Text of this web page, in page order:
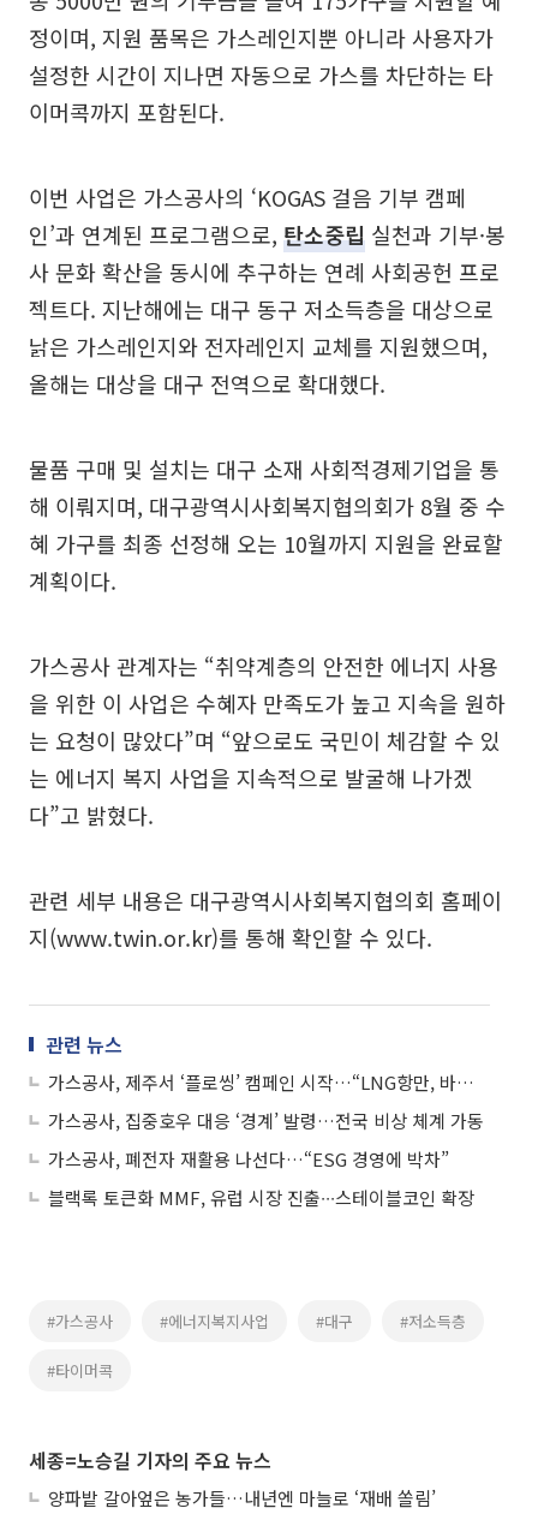
정이며, 지원 품목은 가스레인지뿐 아니라 사용자가
설정한 시간이 지나면 자동으로 가스를 차단하는 타
이머콕까지 포함된다.
이번 사업은 가스공사의 ‘KOGAS 걸음 기부 캠페
인’과 연계된 프로그램으로, 탄소중립 실천과 기부·봉
사 문화 확산을 동시에 추구하는 연례 사회공헌 프로
젝트다. 지난해에는 대구 동구 저소득층을 대상으로
낡은 가스레인지와 전자레인지 교체를 지원했으며,
올해는 대상을 대구 전역으로 확대했다.
물품 구매 및 설치는 대구 소재 사회적경제기업을 통
해 이뤄지며, 대구광역시사회복지협의회가 8월 중 수
혜 가구를 최종 선정해 오는 10월까지 지원을 완료할
계획이다.
가스공사 관계자는 “취약계층의 안전한 에너지 사용
을 위한 이 사업은 수혜자 만족도가 높고 지속을 원하
는 요청이 많았다”며 “앞으로도 국민이 체감할 수 있
는 에너지 복지 사업을 지속적으로 발굴해 나가겠
다”고 밝혔다.
관련 세부 내용은 대구광역시사회복지협의회 홈페이
지(www.twin.or.kr)를 통해 확인할 수 있다.
관련 뉴스
가스공사, 제주서 ‘플로씽’ 캠페인 시작…“LNG항만, 바다도 안전하게”
가스공사, 집중호우 대응 ‘경계’ 발령…전국 비상 체계 가동
가스공사, 폐전자 재활용 나선다…“ESG 경영에 박차”
블랙록 토큰화 MMF, 유럽 시장 진출∙∙∙스테이블코인 확장
#가스공사 #에너지복지사업 #대구 #저소득층
#타이머콕
세종=노승길 기자의 주요 뉴스
양파밭 갈아엎은 농가들…내년엔 마늘로 ‘재배 쏠림’